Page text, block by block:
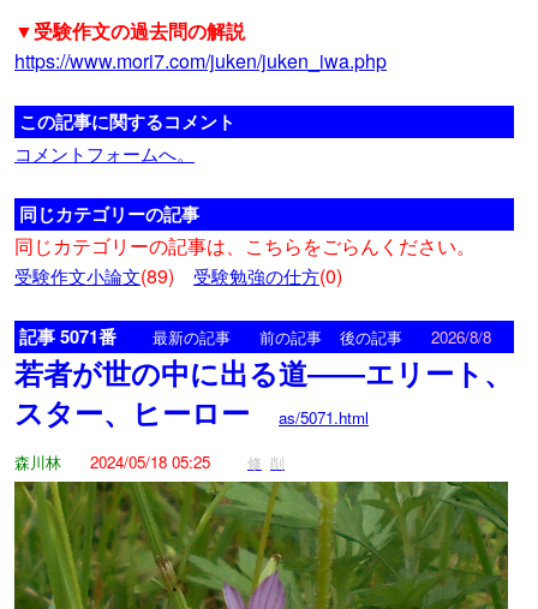
▼受験作文の過去問の解説
https://www.mori7.com/juken/juken_iwa.php
この記事に関するコメント
コメントフォームへ。
同じカテゴリーの記事
同じカテゴリーの記事は、こちらをごらんください。
受験作文小論文(89) 受験勉強の仕方(0)
記事 5071番 最新の記事 前の記事 後の記事 2026/8/8
若者が世の中に出る道――エリート、
スター、ヒーロー
as/5071.html
森川林
2024/05/18 05:25 修 削